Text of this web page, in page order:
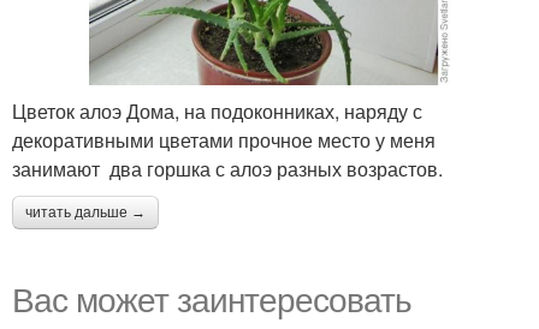
Цветок алоэ Дома, на подоконниках, наряду с
декоративными цветами прочное место у меня
занимают два горшка с алоэ разных возрастов.
читать дальше →
Вас может заинтересовать